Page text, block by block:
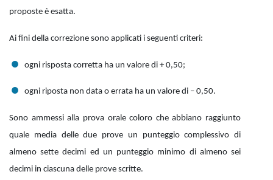
proposte è esatta.
Ai fini della correzione sono applicati i seguenti criteri:
ogni risposta corretta ha un valore di + 0,50;
ogni riposta non data o errata ha un valore di – 0,50.
Sono ammessi alla prova orale coloro che abbiano raggiunto
quale media delle due prove un punteggio complessivo di
almeno sette decimi ed un punteggio minimo di almeno sei
decimi in ciascuna delle prove scritte.